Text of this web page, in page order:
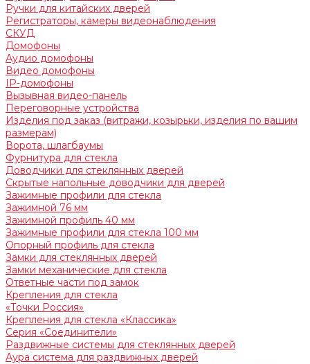
Ручки для китайских дверей
Регистраторы, камеры видеонаблюдения
СКУД
Домофоны
Аудио домофоны
Видео домофоны
IP-домофоны
Вызывная видео-панель
Переговорные устройства
Изделия под заказ (витражи, козырьки, изделия по вашим
размерам)
Ворота, шлагбаумы
Фурнитура для стекла
Доводчики для стеклянных дверей
Скрытые напольные доводчики для дверей
Зажимные профили для стекла
Зажимной 76 мм
Зажимной профиль 40 мм
Зажимные профили для стекла 100 мм
Опорный профиль для стекла
Замки для стеклянных дверей
Замки механические для стекла
Ответные части под замок
Крепления для стекла
«Точки Россия»
Крепления для стекла «Классика»
Серия «Соединители»
Раздвижные системы для стеклянных дверей
Аура система для раздвижных дверей